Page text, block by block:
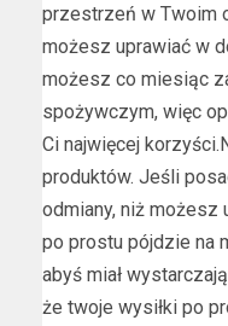
przestrzeń w Twoim
możesz uprawiać w
możesz co miesiąc
spożywczym, więc
Ci najwięcej
produktów. Jeśli
odmiany, niż możesz
po prostu pójdzie na
abyś miał
że twoje wysiłki po